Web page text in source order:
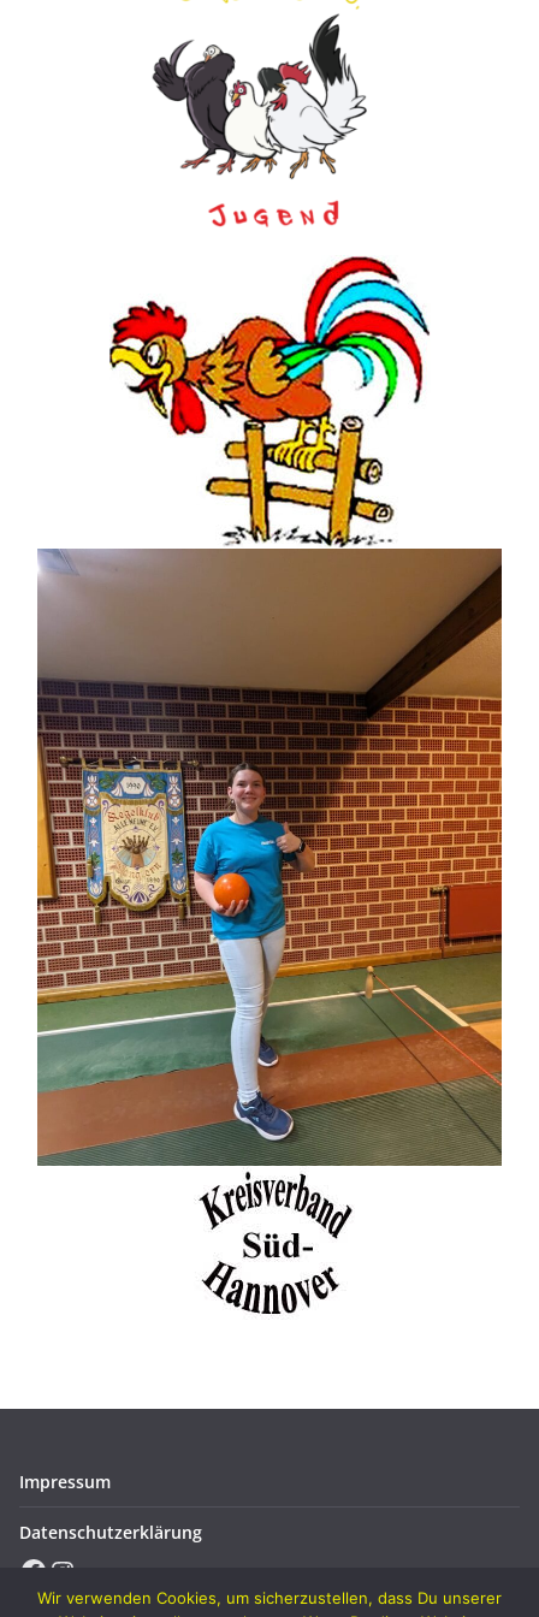
Impressum
Datenschutzerklärung
Facebook
Instagram
Wir verwenden Cookies, um sicherzustellen, dass Du unserer